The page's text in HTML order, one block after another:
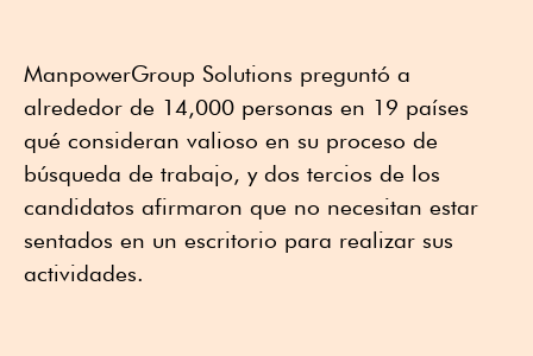
ManpowerGroup Solutions preguntó a
alrededor de 14,000 personas en 19 países
qué consideran valioso en su proceso de
búsqueda de trabajo, y dos tercios de los
candidatos afirmaron que no necesitan estar
sentados en un escritorio para realizar sus
actividades.